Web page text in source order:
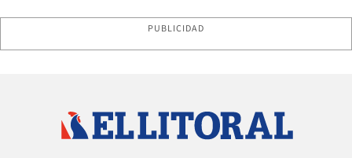
PUBLICIDAD